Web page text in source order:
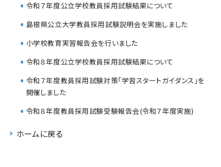
令和７年度公立学校教員採用試験結果について
島根県公立大学教員採用試験説明会を実施しました
小学校教育実習報告会を行いました
令和８年度公立学校教員採用試験結果について
令和７年度教員採用試験対策「学習スタートガイダンス」を
開催しました
令和８年度教員採用試験受験報告会(令和７年度実施)
ホームに戻る